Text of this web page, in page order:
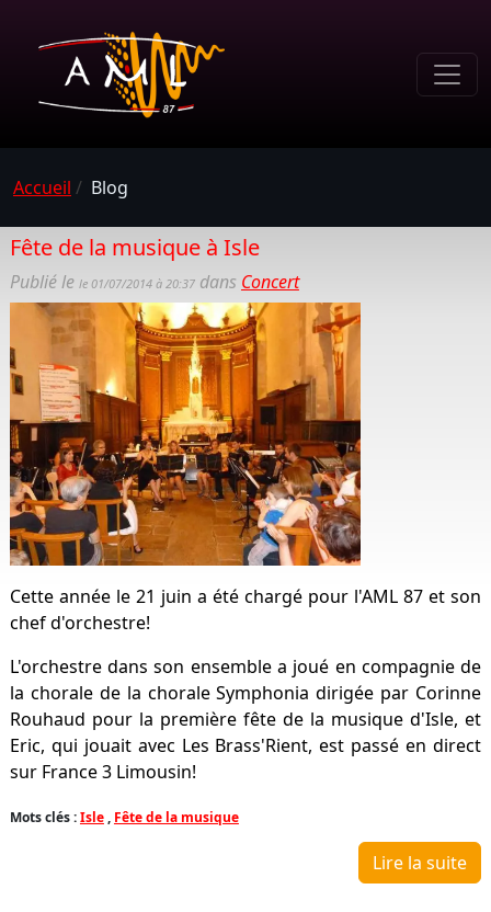
Accueil / Blog
Fête de la musique à Isle
Publié le le 01/07/2014 à 20:37dans Concert
Cette année le 21 juin a été chargé pour l'AML 87 et son
chef d'orchestre!
L'orchestre dans son ensemble a joué en compagnie de
la chorale de la chorale Symphonia dirigée par Corinne
Rouhaud pour la première fête de la musique d'Isle, et
Eric, qui jouait avec Les Brass'Rient, est passé en direct
sur France 3 Limousin!
Mots clés :Isle, Fête de la musique
Lire la suite